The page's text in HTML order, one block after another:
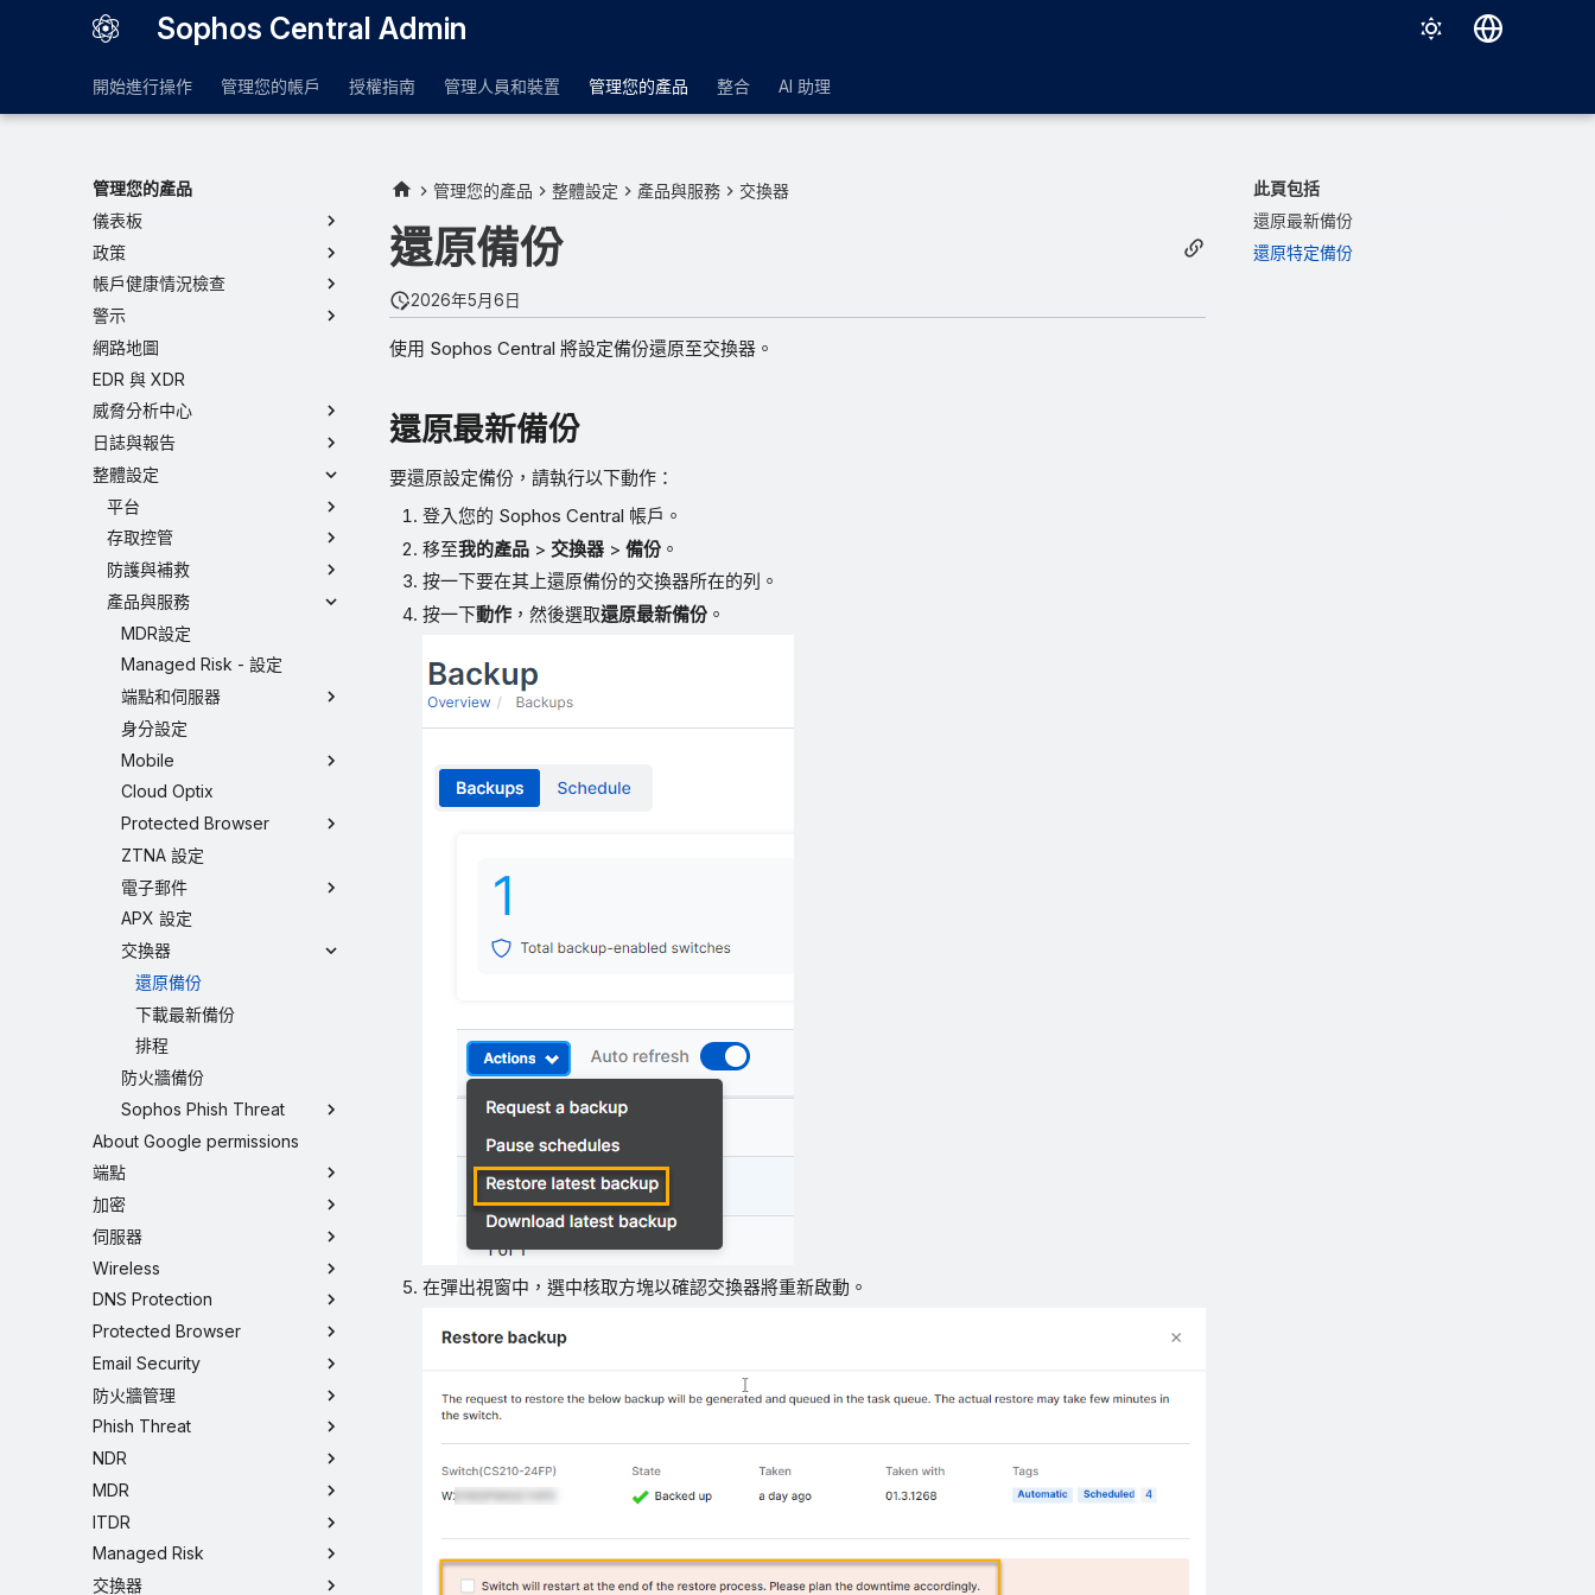
Sophos Central Admin
開始進行操作 管理您的帳戶 授權指南 管理人員和裝置 管理您的產品 整合 AI 助理
管理您的產品
儀表板
政策
帳戶健康情況檢查
警示
網路地圖
EDR 與 XDR
威脅分析中心
日誌與報告
整體設定
平台
存取控管
防護與補救
產品與服務
MDR設定
Managed Risk - 設定
端點和伺服器
身分設定
Mobile
Cloud Optix
Protected Browser
ZTNA 設定
電子郵件
APX 設定
交換器
還原備份
下載最新備份
排程
防火牆備份
Sophos Phish Threat
About Google permissions
端點
加密
伺服器
Wireless
DNS Protection
Protected Browser
Email Security
防火牆管理
Phish Threat
NDR
MDR
ITDR
Managed Risk
交換器
此頁包括
還原最新備份
還原特定備份
管理您的產品 整體設定 產品與服務 交換器
還原備份
2026年5月6日
使用 Sophos Central 將設定備份還原至交換器。
還原最新備份
要還原設定備份，請執行以下動作：
登入您的 Sophos Central 帳戶。
移至我的產品 > 交換器 >備份 。
按一下要在其上還原備份的交換器所在的列。
按一下動作 ，然後選取還原最新備份 。
在彈出視窗中，選中核取方塊以確認交換器將重新啟動。